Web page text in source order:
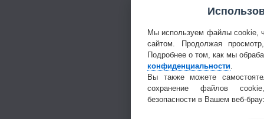
Мы используем файлы cookie,
сайтом. Продолжая
Подробнее о том, как мы
конфиденциальности
Вы также можете
сохранение файлов
безопасности в Вашем веб-